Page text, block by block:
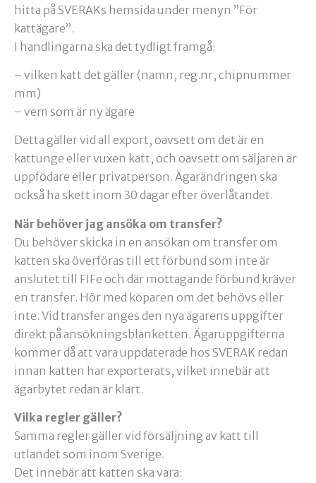
hitta på SVERAKs hemsida under menyn ”För
kattägare”.
I handlingarna ska det tydligt framgå:
– vilken katt det gäller (namn, reg.nr, chipnummer
mm)
– vem som är ny ägare
Detta gäller vid all export, oavsett om det är en
kattunge eller vuxen katt, och oavsett om säljaren är
uppfödare eller privatperson. Ägarändringen ska
också ha skett inom 30 dagar efter överlåtandet.
När behöver jag ansöka om transfer?
Du behöver skicka in en ansökan om transfer om
katten ska överföras till ett förbund som inte är
anslutet till FIFe och där mottagande förbund kräver
en transfer. Hör med köparen om det behövs eller
inte. Vid transfer anges den nya ägarens uppgifter
direkt på ansökningsblanketten. Ägaruppgifterna
kommer då att vara uppdaterade hos SVERAK redan
innan katten har exporterats, vilket innebär att
ägarbytet redan är klart.
Vilka regler gäller?
Samma regler gäller vid försäljning av katt till
utlandet som inom Sverige.
Det innebär att katten ska vara: